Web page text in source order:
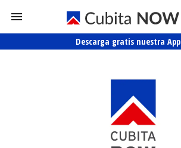
Descarga gratis nuestra App